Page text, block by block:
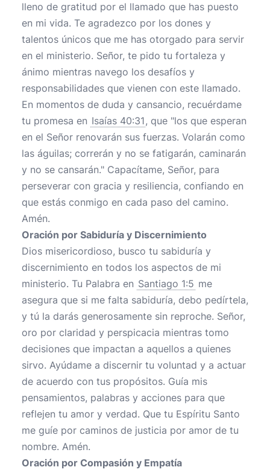
lleno de gratitud por el llamado que has puesto
en mi vida. Te agradezco por los dones y
talentos únicos que me has otorgado para servir
en el ministerio. Señor, te pido tu fortaleza y
ánimo mientras navego los desafíos y
responsabilidades que vienen con este llamado.
En momentos de duda y cansancio, recuérdame
tu promesa en Isaías 40:31, que "los que esperan
en el Señor renovarán sus fuerzas. Volarán como
las águilas; correrán y no se fatigarán, caminarán
y no se cansarán." Capacítame, Señor, para
perseverar con gracia y resiliencia, confiando en
que estás conmigo en cada paso del camino.
Amén.
Oración por Sabiduría y Discernimiento
Dios misericordioso, busco tu sabiduría y
discernimiento en todos los aspectos de mi
ministerio. Tu Palabra en Santiago 1:5 me
asegura que si me falta sabiduría, debo pedírtela,
y tú la darás generosamente sin reproche. Señor,
oro por claridad y perspicacia mientras tomo
decisiones que impactan a aquellos a quienes
sirvo. Ayúdame a discernir tu voluntad y a actuar
de acuerdo con tus propósitos. Guía mis
pensamientos, palabras y acciones para que
reflejen tu amor y verdad. Que tu Espíritu Santo
me guíe por caminos de justicia por amor de tu
nombre. Amén.
Oración por Compasión y Empatía